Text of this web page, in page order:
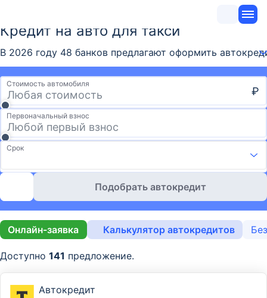
Кредит на авто для такси
В 2026 году 48 банков предлагают оформить
Стоимость автомобиля
₽
Первоначальный взнос
Срок
Подобрать автокредит
Онлайн-заявка Калькулятор автокредитов
Доступно 141 предложение.
Автокредит